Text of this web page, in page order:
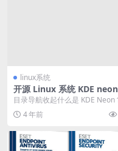
linux系统
开源 Linux 系统 KDE
0220310 中文正式版发布
目录导航收起什么是 KDE Neon
DE neon 20220310 中文镜...
4 年前